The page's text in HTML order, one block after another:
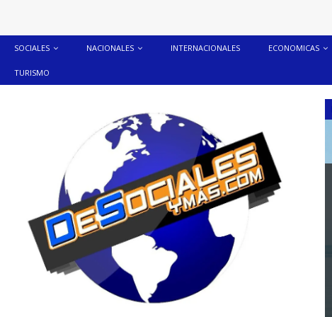
SOCIALES NACIONALES INTERNACIONALES ECONOMICAS
TURISMO